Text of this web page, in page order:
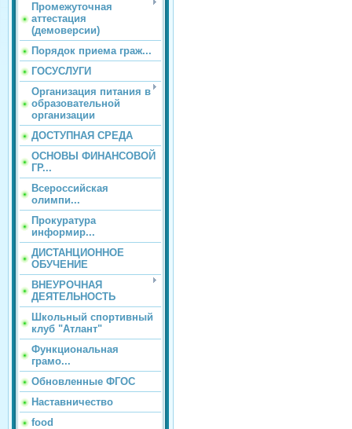
Промежуточная
аттестация
(демоверсии)
Порядок приема граж...
ГОСУСЛУГИ
Организация питания в
образовательной
организации
ДОСТУПНАЯ СРЕДА
ОСНОВЫ ФИНАНСОВОЙ
ГР...
Всероссийская
олимпи...
Прокуратура
информир...
ДИСТАНЦИОННОЕ
ОБУЧЕНИЕ
ВНЕУРОЧНАЯ
ДЕЯТЕЛЬНОСТЬ
Школьный спортивный
клуб "Атлант"
Функциональная
грамо...
Обновленные ФГОС
Наставничество
food